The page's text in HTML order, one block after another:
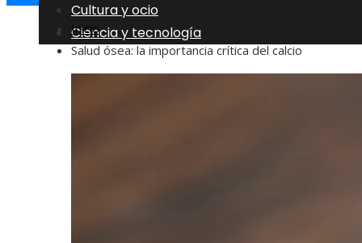
Cultura y ocio
Ciencia y tecnología
Inicio
Salud ósea: la importancia crítica del calcio